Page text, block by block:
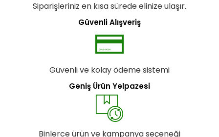
Siparişleriniz en kısa sürede elinize ulaşır.
Güvenli Alışveriş
Güvenli ve kolay ödeme sistemi
Geniş Ürün Yelpazesi
Binlerce ürün ve kampanya seçeneği